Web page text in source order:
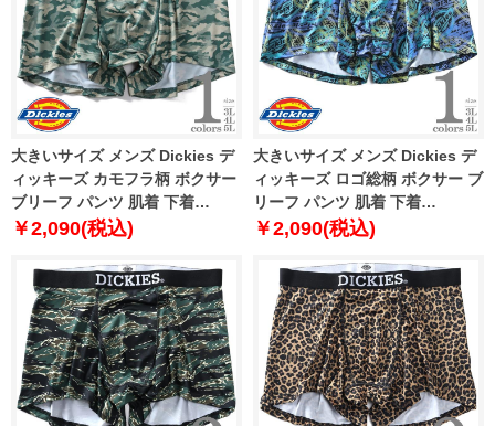
大きいサイズ メンズ Dickies デ
ィッキーズ カモフラ柄 ボクサー
ブリーフ パンツ 肌着 下着
80212600
￥2,090(税込)
大きいサイズ メンズ Dickies デ
ィッキーズ ロゴ総柄 ボクサー ブ
リーフ パンツ 肌着 下着
80212700
￥2,090(税込)